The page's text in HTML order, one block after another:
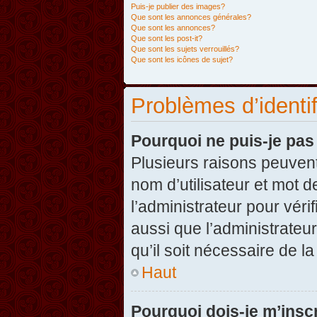
Puis-je publier des images?
Que sont les annonces générales?
Que sont les annonces?
Que sont les post-it?
Que sont les sujets verrouillés?
Que sont les icônes de sujet?
Problèmes
Pourquoi ne puis-je
Plusieurs raisons
nom d’utilisateur et mot
l’administrateur pour
aussi que
qu’il soit nécessaire de
Haut
Pourquoi dois-je